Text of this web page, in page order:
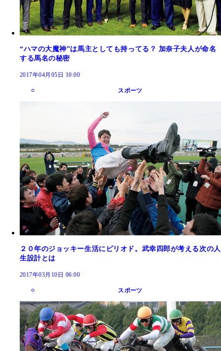
“ハマの大魔神”は馬主としても持ってる？ 加奈子夫人が命名
する馬名の秘密
2017年04月05日 10:00
スポーツ
２０年のジョッキー生活にピリオド。武幸四郎が考える次の人
生設計とは
2017年03月10日 06:00
スポーツ